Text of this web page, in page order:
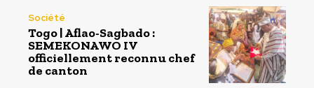
Société
Togo | Aflao-Sagbado :
SEMEKONAWO IV
officiellement reconnu chef
de canton